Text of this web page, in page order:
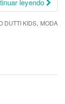
leyendo
DUTTI KIDS, MODA